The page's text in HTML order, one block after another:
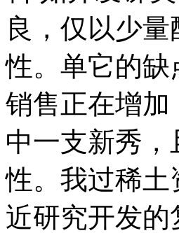
良，仅以少
性。单它的
销售正在增加
中一支新秀
性。我过稀
近研究开发的